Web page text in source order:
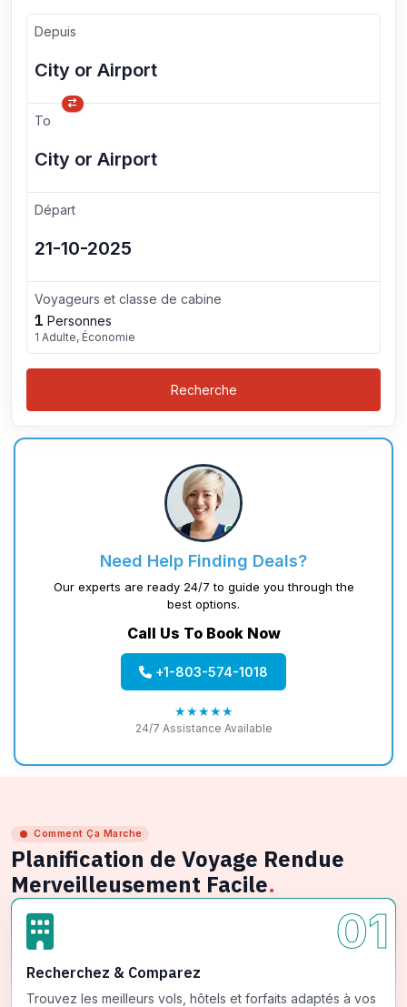
Depuis
To
Départ
Voyageurs et classe de cabine
1 Personnes
1 Adulte, Économie
Recherche
Need Help Finding Deals?
Our experts are ready 24/7 to guide you through the
best options.
Call Us To Book Now
+1-803-574-1018
★★★★★
24/7 Assistance Available
Comment Ça Marche
Planification de Voyage Rendue
Merveilleusement Facile.
01
Recherchez & Comparez
Trouvez les meilleurs vols, hôtels et forfaits adaptés à vos